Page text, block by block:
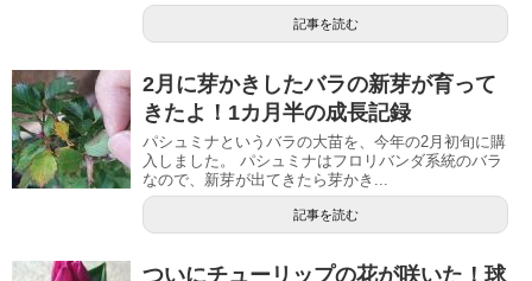
記事を読む
2月に芽かきしたバラの新芽が育って
きたよ！1カ月半の成長記録
パシュミナというバラの大苗を、今年の2月初旬に購
入しました。 パシュミナはフロリバンダ系統のバラ
なので、新芽が出てきたら芽かき...
記事を読む
ついにチューリップの花が咲いた！球